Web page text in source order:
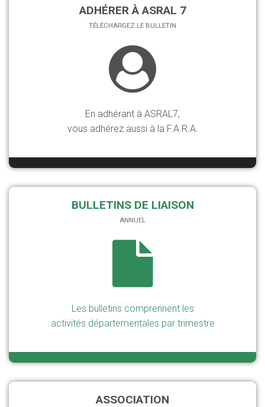
ADHÉRER À ASRAL 7
TÉLÉCHARGEZ LE BULLETIN
En adhérant à ASRAL7,
vous adhérez aussi à la F.A.R.A.
BULLETINS DE LIAISON
ANNUEL
Les bulletins comprennent les
activités départementales par trimestre
ASSOCIATION